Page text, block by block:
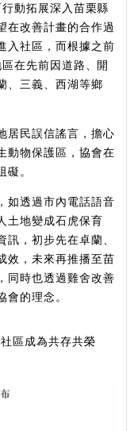
動拓展深入苗栗縣
在改善計畫的合作過
入社區，而根據之前
在先前因道路、開
、三義、西湖等鄉
居民誤信謠言，擔心
動物保護區，協會在
。
如透過市內電話語音
土地變成石虎保育
，初步先在卓蘭、
效，未來再推播至苗
同時也透過雞舍改善
的理念。
區成為共存共榮